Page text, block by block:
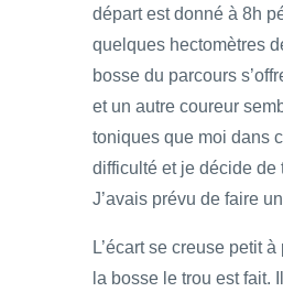
départ est donné à 8h
quelques hectomètres
bosse du parcours
et un autre coureur
toniques que moi dans
difficulté et je décide de
J’avais prévu de faire
L’écart se creuse petit
la bosse le trou est fait.